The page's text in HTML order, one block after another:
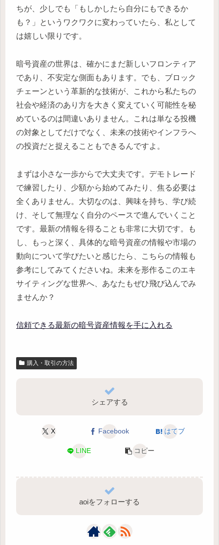
ちが、少しでも「もしかしたら自分にもできるか
も？」というワクワクに変わっていたら、私として
は嬉しい限りです。
暗号資産の世界は、確かにまだ新しいフロンティア
であり、不安定な側面もあります。でも、ブロック
チェーンという革新的な技術が、これから私たちの
社会や経済のあり方を大きく変えていく可能性を秘
めているのは間違いありません。これは単なる投機
の対象としてだけでなく、未来の技術やインフラへ
の投資だと捉えることもできるんですよ。
まずは小さな一歩からで大丈夫です。デモトレード
で練習したり、少額から始めてみたり、焦る必要は
全くありません。大切なのは、興味を持ち、学び続
け、そして無理なく自分のペースで進んでいくこと
です。最新の情報を得ることも非常に大切です。も
し、もっと深く、具体的な暗号資産の情報や市場の
動向について学びたいと感じたら、こちらの情報も
参考にしてみてくださいね。未来を形作るこのエキ
サイティングな世界へ、あなたもぜひ飛び込んでみ
ませんか？
信頼できる最新の暗号資産情報を手に入れる
購入・取引の方法
シェアする
X Facebook はてブ
LINE コピー
aoiをフォローする